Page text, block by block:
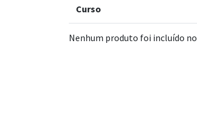
Curso
Nenhum produto foi incluído